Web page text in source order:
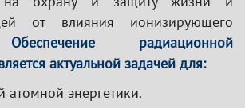
от влияния ионизирующего
Обеспечение радиационной
актуальной задачей для:
атомной энергетики.